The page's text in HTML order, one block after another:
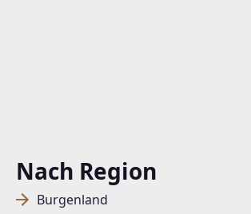
Nach Region
Burgenland